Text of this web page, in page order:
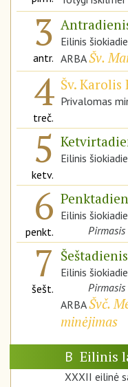
3
antr.
Eilinis
ARBAŠv.
4
treč.
Šv.
Privalomas
5
ketv.
Eilinis
6
penkt.
Eilinis
7
šešt.
Šeštadienis
Eilinis
Pirmasis
ARBAŠvč.
minėjimas
B Eilinis
XXXII eilinė